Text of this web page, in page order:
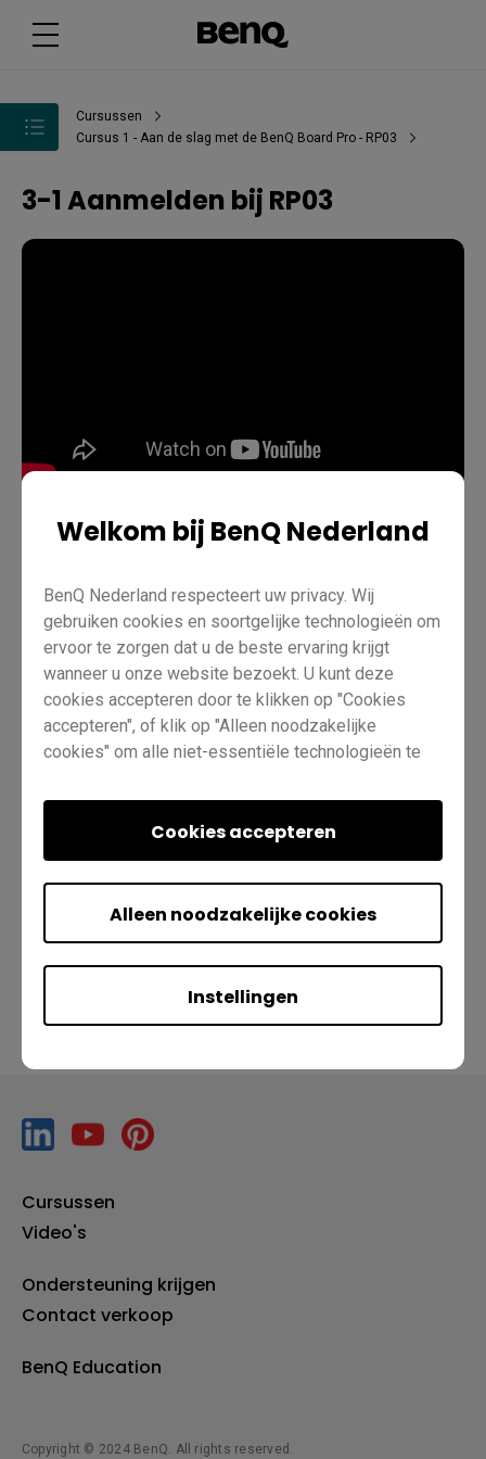
Welkom bij BenQ Nederland
BenQ Nederland respecteert uw privacy. Wij
gebruiken cookies en soortgelijke technologieën om
ervoor te zorgen dat u de beste ervaring krijgt
wanneer u onze website bezoekt. U kunt deze
cookies accepteren door te klikken op "Cookies
accepteren", of klik op "Alleen noodzakelijke
cookies" om alle niet-essentiële technologieën te
aanpassen. Bezoek voor meer informatie
CookiebeleidenPrivacybeleid.
Instellingen
Alleen noodzakelijke cookies
Cookies accepteren
Cursussen
Cursus 1 - Aan de slag met de BenQ Board Pro - RP03
3-1 Aanmelden bij RP03
AMS Pro RP03 NFC-kaarten Leraar IT Trainer
Cursussen
Video's
Ondersteuning krijgen
Contact verkoop
BenQ Education
Copyright © 2024 BenQ. All rights reserved.